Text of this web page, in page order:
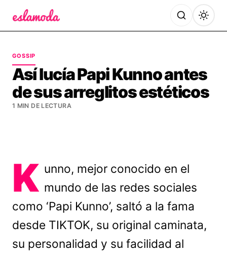
GOSSIP
Así lucía Papi Kunno antes
de sus arreglitos estéticos
1 MIN DE LECTURA
K unno, mejor conocido en el
mundo de las redes sociales
como ‘Papi Kunno’, saltó a la fama
desde TIKTOK, su original caminata,
su personalidad y su facilidad al